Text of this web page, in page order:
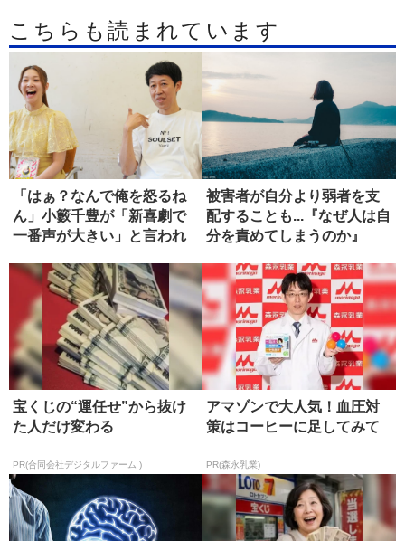
こちらも読まれています
「はぁ？なんで俺を怒るね
ん」小籔千豊が「新喜劇で
一番声が大きい」と言われ
被害者が自分より弱者を支
配することも...『なぜ人は自
分を責めてしまうのか』
宝くじの“運任せ”から抜け
た人だけ変わる
PR(合同会社デジタルファーム )
アマゾンで大人気！血圧対
策はコーヒーに足してみて
PR(森永乳業)